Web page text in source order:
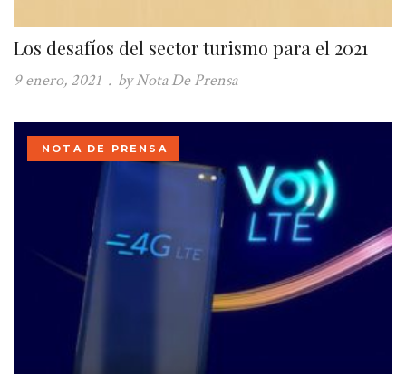
Los desafíos del sector turismo para el 2021
9 enero, 2021 . by Nota De Prensa
NOTA DE PRENSA